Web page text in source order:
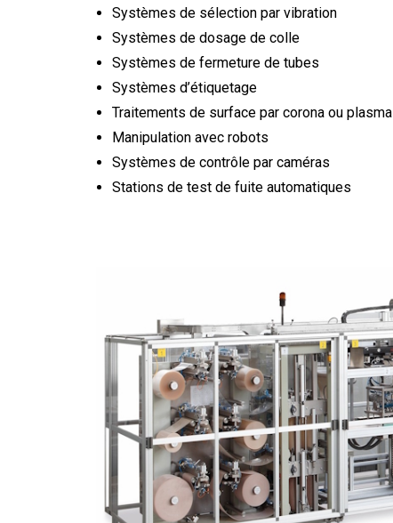
Systèmes de sélection par vibration
Systèmes de dosage de colle
Systèmes de fermeture de tubes
Systèmes d’étiquetage
Traitements de surface par corona ou plasma
Manipulation avec robots
Systèmes de contrôle par caméras
Stations de test de fuite automatiques